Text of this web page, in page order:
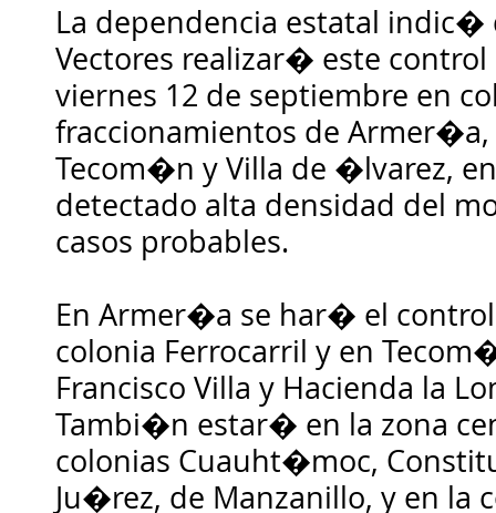
La dependencia estatal indic�
Vectores realizar� este
viernes 12 de septiembre en
fraccionamientos de Armer�a,
Tecom�n y Villa de �lvarez,
detectado alta densidad del
casos probables.
En Armer�a se har� el
colonia Ferrocarril y en
Francisco Villa y Hacienda la
Tambi�n estar� en la zona
colonias Cuauht�moc,
Ju�rez, de Manzanillo, y en la